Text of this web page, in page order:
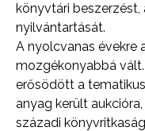
könyvtári
nyilvántartását.
A nyolcvanas évekre
mozgékonyabbá
erősödött a
anyag került
századi